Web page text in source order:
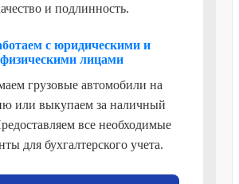
и подлинность.
с юридическими и
физическими лицами
грузовые автомобили на
или выкупаем за наличный
все необходимые
для бухгалтерского учета.